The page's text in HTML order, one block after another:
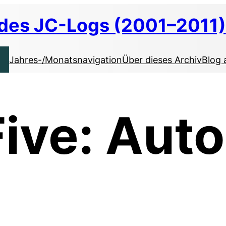
JC-Logs (2001–2011)
Jahres-/MonatsnavigationÜber dieses ArchivBlog
Auto